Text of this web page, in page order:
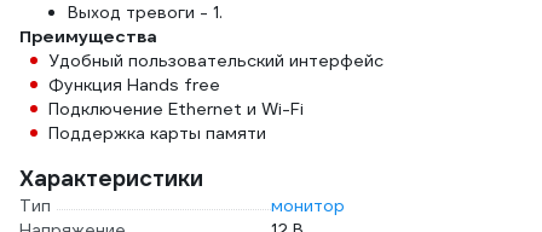
Выход тревоги - 1.
Преимущества
Удобный пользовательский интерфейс
Функция Hands free
Подключение Ethernet и Wi-Fi
Поддержка карты памяти
Характеристики
Тип
монитор